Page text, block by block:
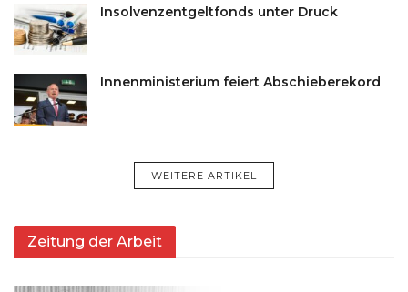
Insolvenzentgeltfonds unter Druck
Innenministerium feiert Abschieberekord
WEITERE ARTIKEL
Zeitung der Arbeit